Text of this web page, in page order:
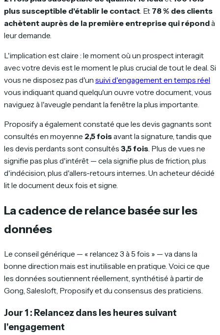
plus susceptible d'établir le contact. Et 78 % des clients
achètent auprès de la première entreprise qui répondà
leur demande.
L'implication est claire : le moment où un prospect interagit
avec votre devis est le moment le plus crucial de tout le deal. Si
vous ne disposez pas d'un suivi d'engagement en temps réel
vous indiquant quand quelqu'un ouvre votre document, vous
naviguez à l'aveugle pendant la fenêtre la plus importante.
Proposify a également constaté que les devis gagnants sont
consultés en moyenne 2,5 foisavant la signature, tandis que
les devis perdants sont consultés 3,5 fois. Plus de vues ne
signifie pas plus d'intérêt — cela signifie plus de friction, plus
d'indécision, plus d'allers-retours internes. Un acheteur décidé
lit le document deux fois et signe.
La cadence de relance basée sur les
données
Le conseil générique — « relancez 3 à 5 fois » — va dans la
bonne direction mais est inutilisable en pratique. Voici ce que
les données soutiennent réellement, synthétisé à partir de
Gong, Salesloft, Proposify et du consensus des praticiens.
Jour 1 : Relancez dans les heures suivant
l'engagement